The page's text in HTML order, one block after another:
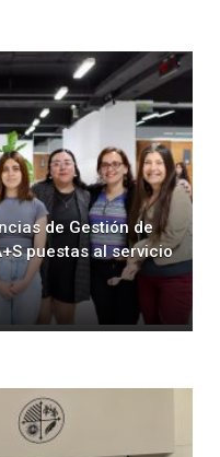
de Gestión de
puestas al servicio